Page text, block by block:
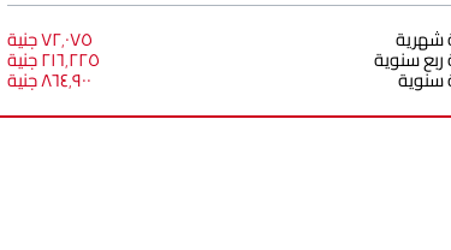
٧٢٬٠٧٥ جنية
سنوية ٢١٦٬٢٢٥ جنية
٨٦٤٬٩٠٠ جنية